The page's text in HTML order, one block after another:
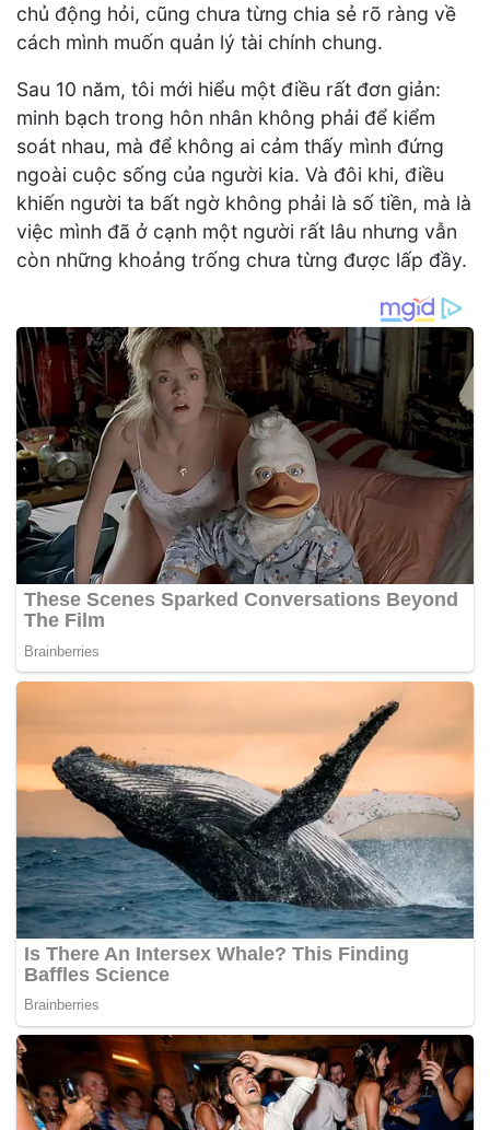
chủ động hỏi, cũng chưa từng chia sẻ rõ ràng về
cách mình muốn quản lý tài chính chung.
Sau 10 năm, tôi mới hiểu một điều rất đơn giản:
minh bạch trong hôn nhân không phải để kiểm
soát nhau, mà để không ai cảm thấy mình đứng
ngoài cuộc sống của người kia. Và đôi khi, điều
khiến người ta bất ngờ không phải là số tiền, mà là
việc mình đã ở cạnh một người rất lâu nhưng vẫn
còn những khoảng trống chưa từng được lấp đầy.